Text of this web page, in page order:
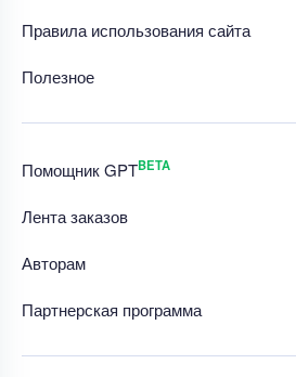
Правила использования сайта
Полезное
Помощник GPTBETA
Лента заказов
Авторам
Партнерская программа